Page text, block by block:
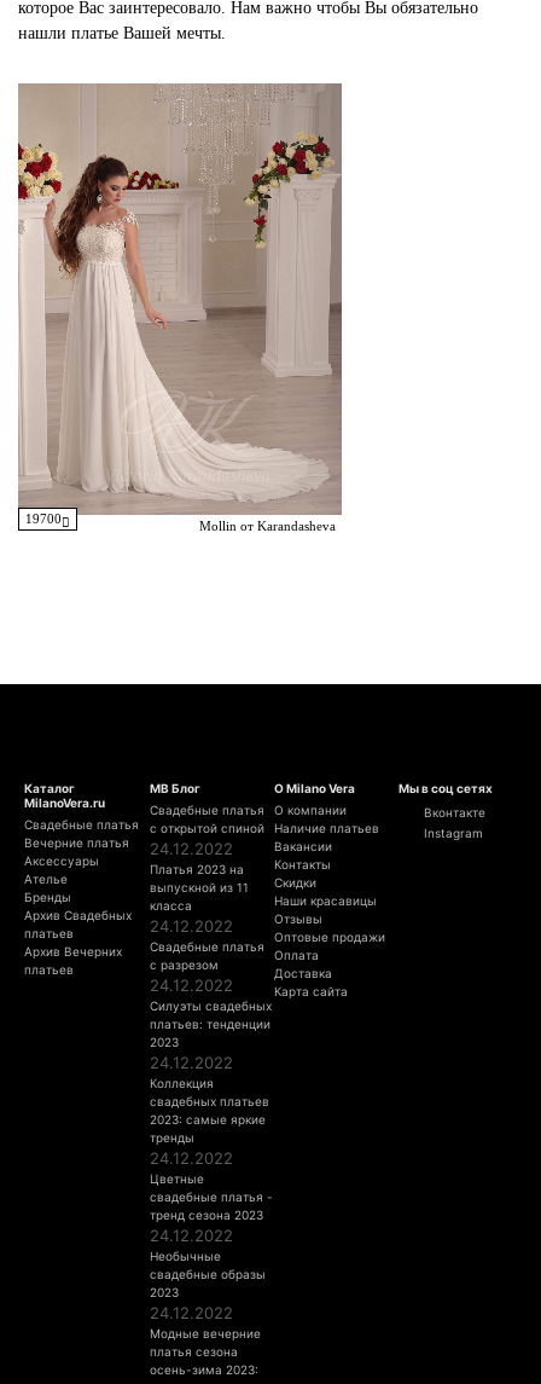
которое Вас заинтересовало. Нам важно чтобы Вы обязательно
нашли платье Вашей мечты.
19700 Mollin от Karandasheva
Каталог
MilanoVera.ru
Свадебные платья
Вечерние платья
Аксессуары
Ателье
Бренды
Архив Свадебных
платьев
Архив Вечерних
платьев
МВ Блог
Свадебные платья
с открытой спиной
24.12.2022
Платья 2023 на
выпускной из 11
класса
24.12.2022
Свадебные платья
с разрезом
24.12.2022
Силуэты свадебных
платьев: тенденции
2023
24.12.2022
Коллекция
свадебных платьев
2023: самые яркие
тренды
24.12.2022
Цветные
свадебные платья -
тренд сезона 2023
24.12.2022
Необычные
свадебные образы
2023
24.12.2022
Модные вечерние
платья сезона
осень-зима 2023:
О Milano Vera
О компании
Наличие платьев
Вакансии
Контакты
Скидки
Наши красавицы
Отзывы
Оптовые продажи
Оплата
Доставка
Карта сайта
Мы в соц сетях
Вконтакте
Instagram